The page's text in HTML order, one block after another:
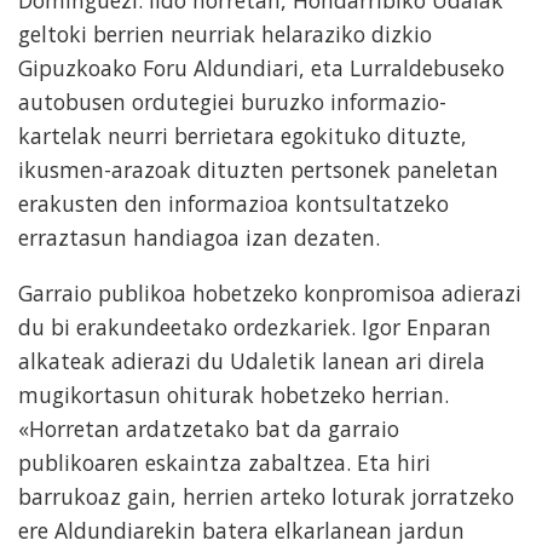
geltoki berrien neurriak helaraziko dizkio
Gipuzkoako Foru Aldundiari, eta Lurraldebuseko
autobusen ordutegiei buruzko informazio-
kartelak neurri berrietara egokituko dituzte,
ikusmen-arazoak dituzten pertsonek paneletan
erakusten den informazioa kontsultatzeko
erraztasun handiagoa izan dezaten.
Garraio publikoa hobetzeko konpromisoa adierazi
du bi erakundeetako ordezkariek. Igor Enparan
alkateak adierazi du Udaletik lanean ari direla
mugikortasun ohiturak hobetzeko herrian.
«Horretan ardatzetako bat da garraio
publikoaren eskaintza zabaltzea. Eta hiri
barrukoaz gain, herrien arteko loturak jorratzeko
ere Aldundiarekin batera elkarlanean jardun